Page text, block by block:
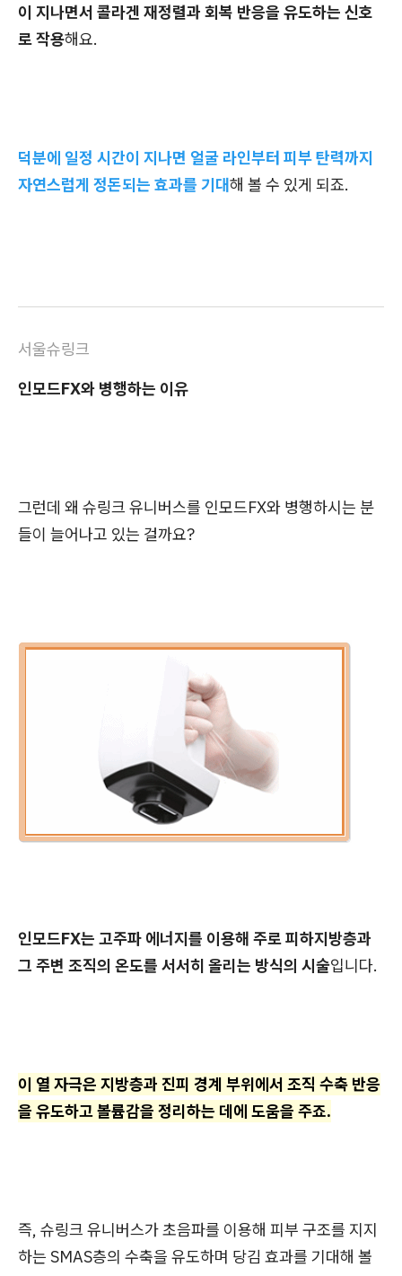
이 지나면서 콜라겐 재정렬과 회복 반응을 유도하는 신호
로 작용해요.
덕분에 일정 시간이 지나면 얼굴 라인부터 피부 탄력까지
자연스럽게 정돈되는 효과를 기대해 볼 수 있게 되죠.
서울슈링크
인모드FX와 병행하는 이유
그런데 왜 슈링크 유니버스를 인모드FX와 병행하시는 분
들이 늘어나고 있는 걸까요?
인모드FX는 고주파 에너지를 이용해 주로 피하지방층과
그 주변 조직의 온도를 서서히 올리는 방식의 시술입니다.
이 열 자극은 지방층과 진피 경계 부위에서 조직 수축 반응
을 유도하고 볼륨감을 정리하는 데에 도움을 주죠.
즉, 슈링크 유니버스가 초음파를 이용해 피부 구조를 지지
하는 SMAS층의 수축을 유도하며 당김 효과를 기대해 볼